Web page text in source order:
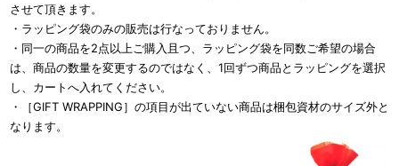
させて頂きます。
・ラッピング袋のみの販売は行なっておりません。
・同一の商品を2点以上ご購入且つ、ラッピング袋を同数ご希望の場合
は、商品の数量を変更するのではなく、1回ずつ商品とラッピングを選択
し、カートへ入れてください。
・［GIFT WRAPPING］の項目が出ていない商品は梱包資材のサイズ外と
なります。